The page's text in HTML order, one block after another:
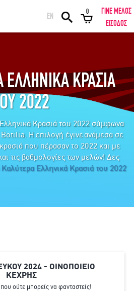
ΜΕ FACEBOOK
ΤΟΝ ΚΟΣΜΟ ΣΤΗΝ ΠΟΡΤΑ ΣΟΥ ΣΕ
EN
0
ΓΙΝΕ ΜΕΛΟΣ
ΕΙΣΟΔΟΣ
ΕΛΛΗΝΙΚΑ ΚΡΑΣΙΑ
2022
Κρασιά του 2022 σύμφωνα
Botilia. Η επιλογή έγινεανάμεσα σε
που πέρασαν το 2022 και με
τις βαθμολογίες των μελών! Δες
Καλύτερα Ελληνικά Κρασιά του 2022
2024 - ΟΙΝΟΠΟΙΕΙΟ
ΚΕΧΡΗΣ
ούτε μπορείς να φανταστείς!